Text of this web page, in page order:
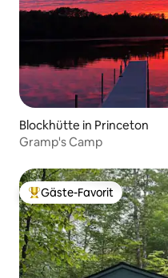
Blockhütte in Princeton
Gramp's Camp
Beliebter Gäste-Favorit.
Gäste-Favorit